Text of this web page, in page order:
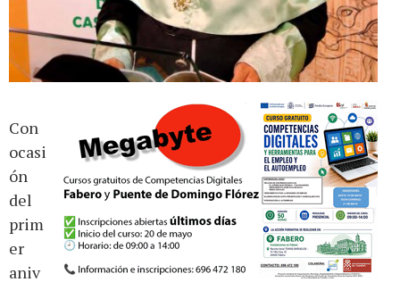
Con
ocasi
ón
del
prim
er
aniv